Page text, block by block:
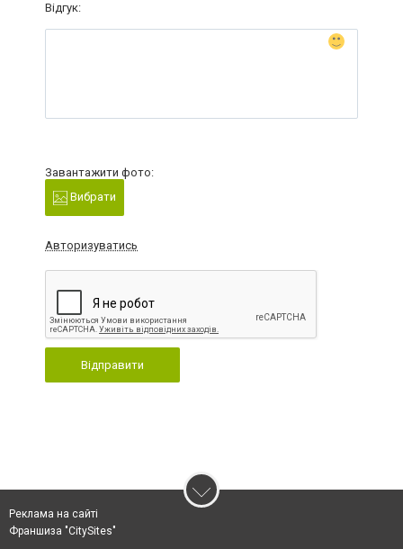
Відгук:
Завантажити фото:
Вибрати
Авторизуватись
Відправити
Реклама на сайті
Франшиза "CitySites"